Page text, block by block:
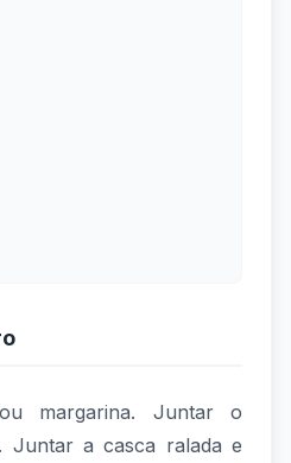
margarina. Juntar o
Juntar a casca ralada e